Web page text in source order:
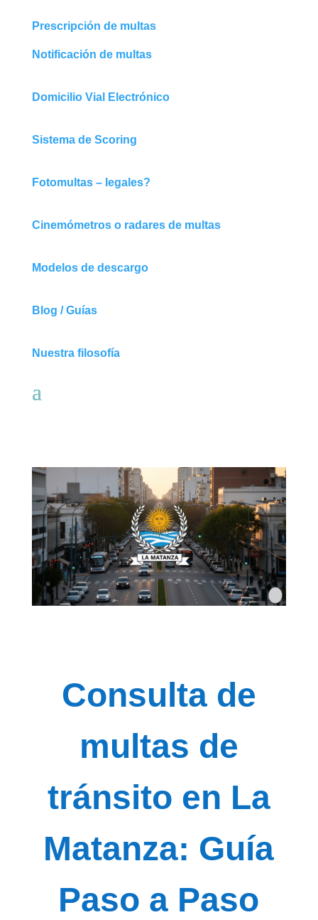
Prescripción de multas
Notificación de multas
Domicilio Vial Electrónico
Sistema de Scoring
Fotomultas – legales?
Cinemómetros o radares de multas
Modelos de descargo
Blog / Guías
Nuestra filosofía
Consulta de
multas de
tránsito en La
Matanza: Guía
Paso a Paso